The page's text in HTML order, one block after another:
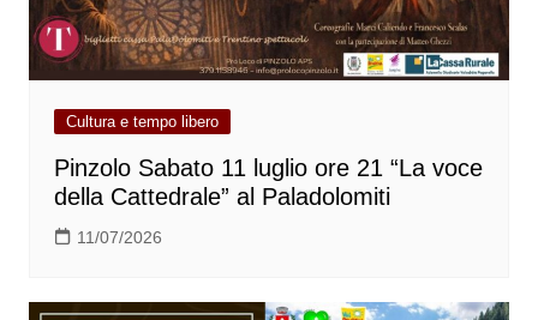
Cultura e tempo libero
Pinzolo Sabato 11 luglio ore 21 “La voce
della Cattedrale” al Paladolomiti
11/07/2026